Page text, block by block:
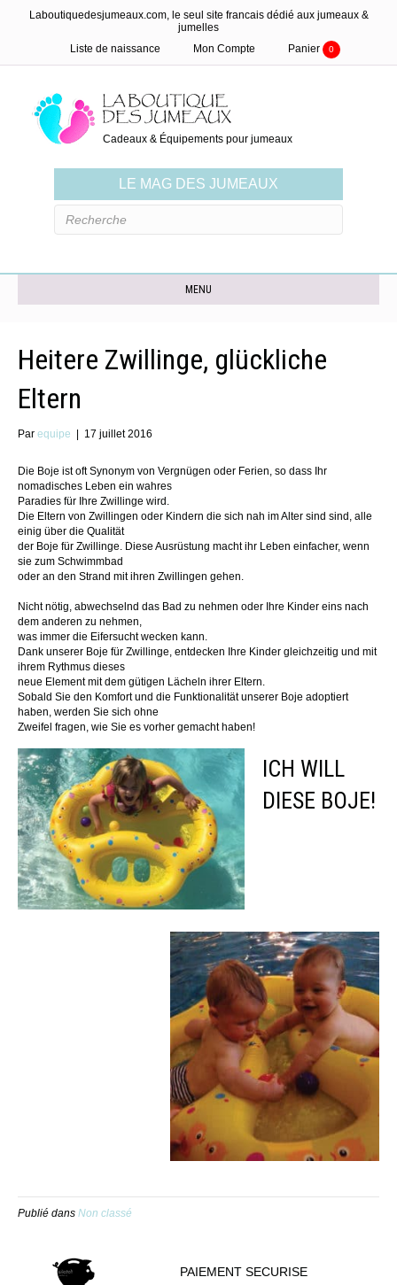
Laboutiquedesjumeaux.com, le seul site francais dédié aux jumeaux &
jumelles
Liste de naissance
Mon Compte Panier 0
Cadeaux & Équipements pour jumeaux
LE MAG DES JUMEAUX
MENU
Heitere Zwillinge, glückliche
Eltern
Par equipe | 17 juillet 2016
Die Boje ist oft Synonym von Vergnügen oder Ferien, so dass Ihr
nomadisches Leben ein wahres
Paradies für Ihre Zwillinge wird.
Die Eltern von Zwillingen oder Kindern die sich nah im Alter sind sind, alle
einig über die Qualität
der Boje für Zwillinge. Diese Ausrüstung macht ihr Leben einfacher, wenn
sie zum Schwimmbad
oder an den Strand mit ihren Zwillingen gehen.
Nicht nötig, abwechselnd das Bad zu nehmen oder Ihre Kinder eins nach
dem anderen zu nehmen,
was immer die Eifersucht wecken kann.
Dank unserer Boje für Zwillinge, entdecken Ihre Kinder gleichzeitig und mit
ihrem Rythmus dieses
neue Element mit dem gütigen Lächeln ihrer Eltern.
Sobald Sie den Komfort und die Funktionalität unserer Boje adoptiert
haben, werden Sie sich ohne
Zweifel fragen, wie Sie es vorher gemacht haben!
ICH WILL
DIESE BOJE!
Publié dans Non classé
PAIEMENT SECURISE